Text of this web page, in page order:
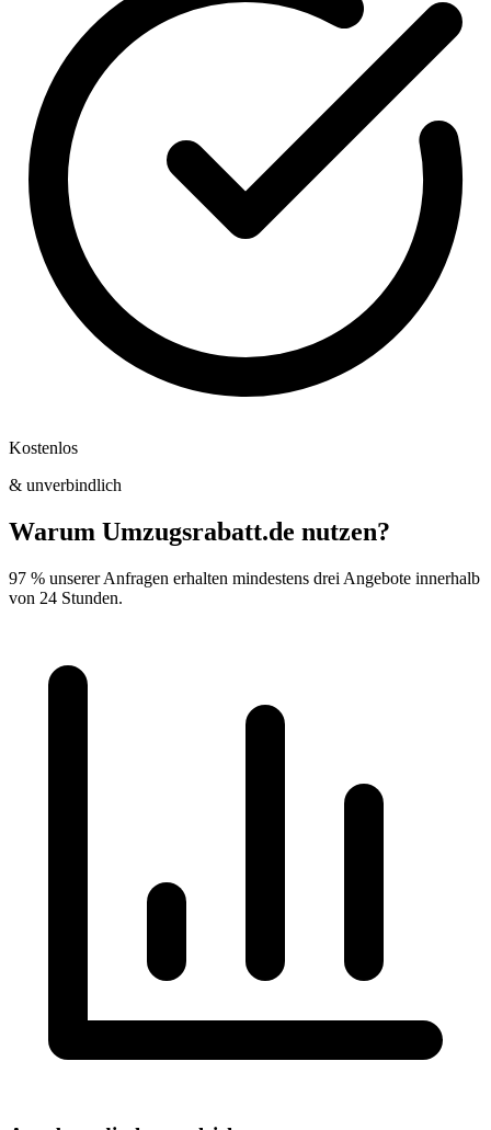
Kostenlos
& unverbindlich
Warum Umzugsrabatt.de nutzen?
97 % unserer Anfragen erhalten mindestens drei Angebote innerhalb
von 24 Stunden.